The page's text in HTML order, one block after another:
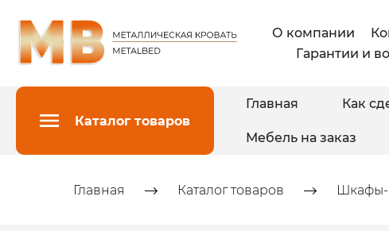
О компании
Гарантии и
Каталог товаров
Главная Как
Мебель на заказ
Главная Каталог товаров Шкафы-